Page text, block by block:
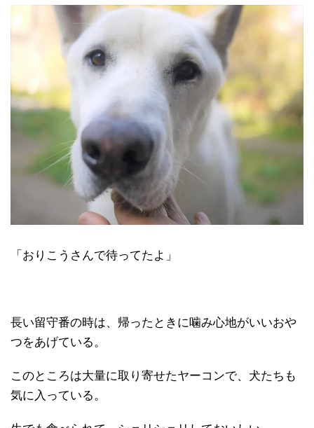
「おりこうさんで待ってたよ」
長い留守番の時は、帰ったときに噛み心地がいいおや
つをあげている。
このところは大量に取り寄せたヤーコンで、犬たちも
気に入っている。